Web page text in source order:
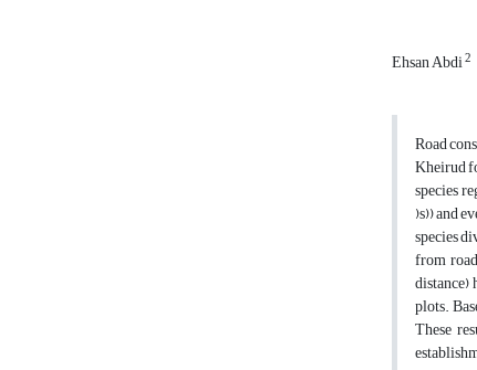
Ehsan Abdi2
Road
Kheirud
species
)s)) and
species
from
distance)
plots.
These